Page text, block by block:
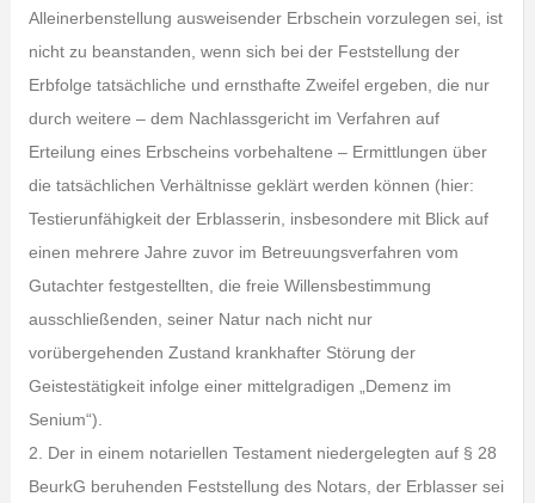
Alleinerbenstellung ausweisender Erbschein vorzulegen sei, ist
nicht zu beanstanden, wenn sich bei der Feststellung der
Erbfolge tatsächliche und ernsthafte Zweifel ergeben, die nur
durch weitere – dem Nachlassgericht im Verfahren auf
Erteilung eines Erbscheins vorbehaltene – Ermittlungen über
die tatsächlichen Verhältnisse geklärt werden können (hier:
Testierunfähigkeit der Erblasserin, insbesondere mit Blick auf
einen mehrere Jahre zuvor im Betreuungsverfahren vom
Gutachter festgestellten, die freie Willensbestimmung
ausschließenden, seiner Natur nach nicht nur
vorübergehenden Zustand krankhafter Störung der
Geistestätigkeit infolge einer mittelgradigen „Demenz im
Senium“).
2. Der in einem notariellen Testament niedergelegten auf § 28
BeurkG beruhenden Feststellung des Notars, der Erblasser sei